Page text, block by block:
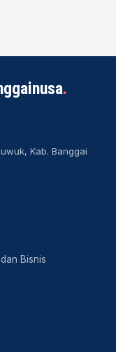
.
Kab. Banggai
Bisnis